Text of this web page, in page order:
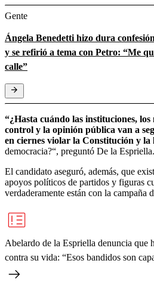
Gente
Ángela Benedetti hizo dura
y se refirió a tema con Petro: “Me
calle”
“¿Hasta cuándo las instituciones, los
control y la opinión pública van a
en ciernes violar la Constitución y la
democracia?“, preguntó De la Espriella.
El candidato aseguró, además, que
apoyos políticos de partidos y figuras
verdaderamente están con la campaña
Abelardo de la Espriella denuncia que
contra su vida: “Esos bandidos son